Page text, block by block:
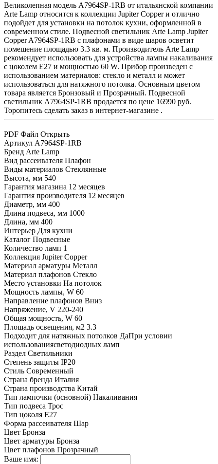
Великолепная модель A7964SP-1RB от итальянской компании
Arte Lamp относится к коллекции Jupiter Copper и отлично
подойдет для установки на потолок кухни, оформленной в
современном стиле. Подвесной светильник Arte Lamp Jupiter
Copper A7964SP-1RB с плафонами в виде шаров осветит
помещение площадью 3.3 кв. м. Производитель Arte Lamp
рекомендует использовать для устройства лампы накаливания
с цоколем E27 и мощностью 60 W. Прибор произведен с
использованием материалов: стекло и металл и может
использоваться для натяжного потолка. Основным цветом
товара является Бронзовый и Прозрачный. Подвесной
светильник A7964SP-1RB продается по цене 16990 руб.
Торопитесь сделать заказ в интернет-магазине .
PDF Файл Открыть
Артикул A7964SP-1RB
Бренд Arte Lamp
Вид рассеивателя Плафон
Виды материалов Стеклянные
Высота, мм 540
Гарантия магазина 12 месяцев
Гарантия производителя 12 месяцев
Диаметр, мм 400
Длина подвеса, мм 1000
Длина, мм 400
Интерьер Для кухни
Каталог Подвесные
Количество ламп 1
Коллекция Jupiter Copper
Материал арматуры Металл
Материал плафонов Стекло
Место установки На потолок
Мощность лампы, W 60
Направление плафонов Вниз
Напряжение, V 220-240
Общая мощность, W 60
Площадь освещения, м2 3.3
Подходит для натяжных потолков ДаПри условии
использованиясветодиодных ламп
Раздел Светильники
Степень защиты IP20
Стиль Современный
Страна бренда Италия
Страна производства Китай
Тип лампочки (основной) Накаливания
Тип подвеса Трос
Тип цоколя E27
Форма рассеивателя Шар
Цвет Бронза
Цвет арматуры Бронза
Цвет плафонов Прозрачный
Ваше имя: